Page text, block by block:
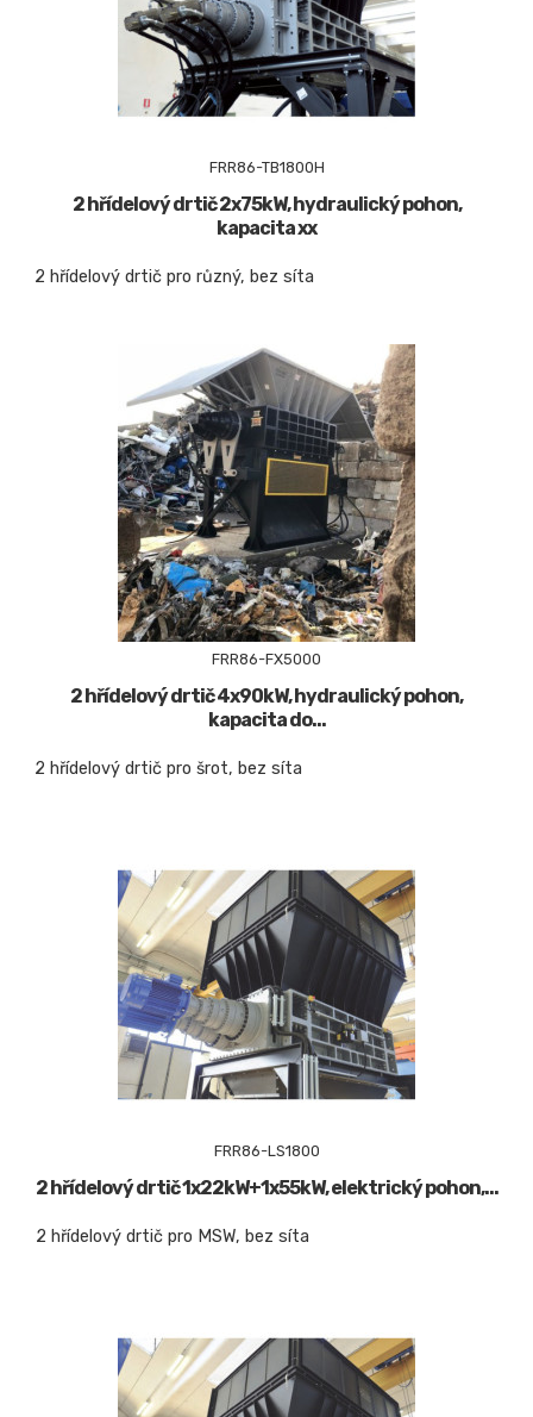
FRR86-TB1800H
2 hřídelový drtič 2x75kW, hydraulický pohon,
kapacita xx
2 hřídelový drtič pro různý, bez síta
FRR86-FX5000
2 hřídelový drtič 4x90kW, hydraulický pohon,
kapacita do...
2 hřídelový drtič pro šrot, bez síta
FRR86-LS1800
2 hřídelový drtič 1x22kW+1x55kW, elektrický pohon,...
2 hřídelový drtič pro MSW, bez síta